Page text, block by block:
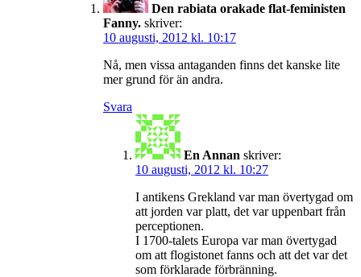
Den rabiata orakade flat-feministen
Fanny. skriver:
10 augusti, 2012 kl. 10:17
Nå, men vissa antaganden finns det kanske lite
mer grund för än andra.
Svara
En Annan skriver:
10 augusti, 2012 kl. 10:27
I antikens Grekland var man övertygad om
att jorden var platt, det var uppenbart från
perceptionen.
I 1700-talets Europa var man övertygad
om att flogistonet fanns och att det var det
som förklarade förbränning.